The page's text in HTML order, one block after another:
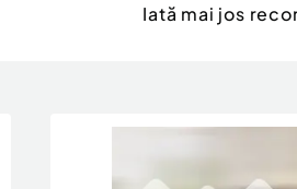
Iată mai jos